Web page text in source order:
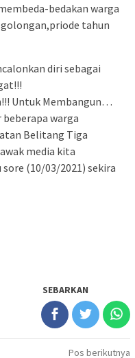
bedakan warga
tahun
diri sebagai
Untuk Membangun…
beberapa warga
Belitang Tiga
media kita
(10/03/2021) sekira
SEBARKAN
Pos berikutnya